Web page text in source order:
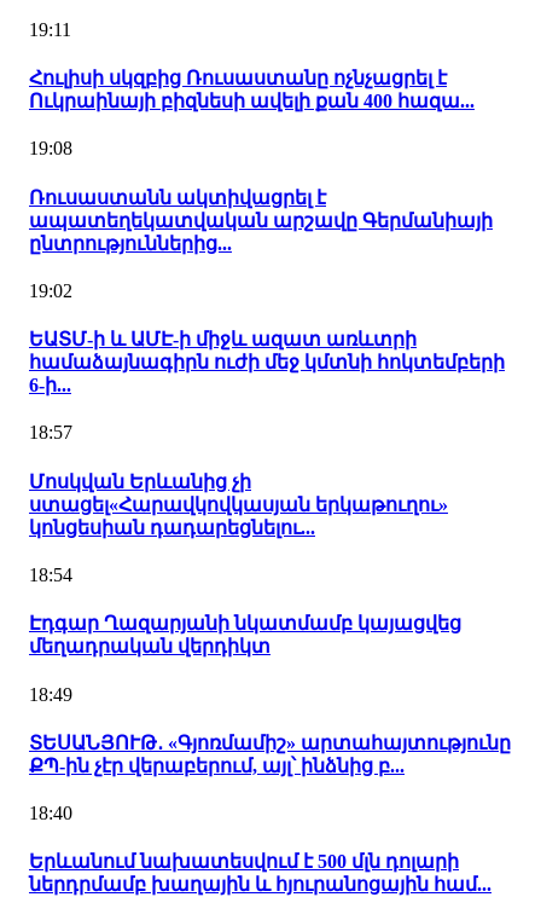
19:11
Հուլիսի սկզբից Ռուսաստանը ոչնչացրել է
Ուկրաինայի բիզնեսի ավելի քան 400 հազա...
19:08
Ռուսաստանն ակտիվացրել է
ապատեղեկատվական արշավը Գերմանիայի
ընտրություններից...
19:02
ԵԱՏՄ-ի և ԱՄԷ-ի միջև ազատ առևտրի
համաձայնագիրն ուժի մեջ կմտնի հոկտեմբերի
6-ի...
18:57
Մոսկվան Երևանից չի
ստացել«Հարավկովկասյան երկաթուղու»
կոնցեսիան դադարեցնելու...
18:54
Էդգար Ղազարյանի նկատմամբ կայացվեց
մեղադրական վերդիկտ
18:49
ՏԵՍԱՆՅՈՒԹ․ «Գյոռմամիշ» արտահայտությունը
ՔՊ-ին չէր վերաբերում, այլ՝ ինձնից բ...
18:40
Երևանում նախատեսվում է 500 մլն դոլարի
ներդրմամբ խաղային և հյուրանոցային համ...